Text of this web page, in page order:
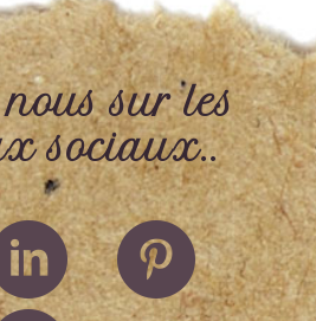
sur les
sociaux..